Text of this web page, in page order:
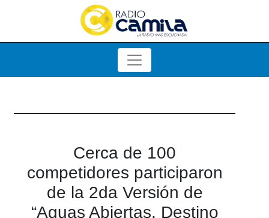
Cerca de 100
competidores participaron
de la 2da Versión de
“Aguas Abiertas, Destino